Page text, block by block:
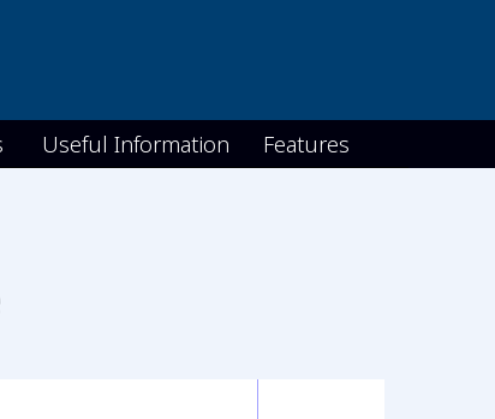
Useful Information Features